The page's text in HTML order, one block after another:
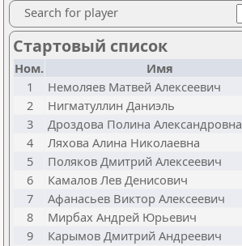
Search for player
Стартовый список
Ном. Имя
1
Немоляев Матвей Алексеевич
2
Нигматуллин Даниэль
3
Дроздова Полина Александровна
4
Ляхова Алина Николаевна
5
Поляков Дмитрий Алексеевич
6
Камалов Лев Денисович
7
Афанасьев Виктор Алексеевич
8
Мирбах Андрей Юрьевич
9
Карымов Дмитрий Андреевич